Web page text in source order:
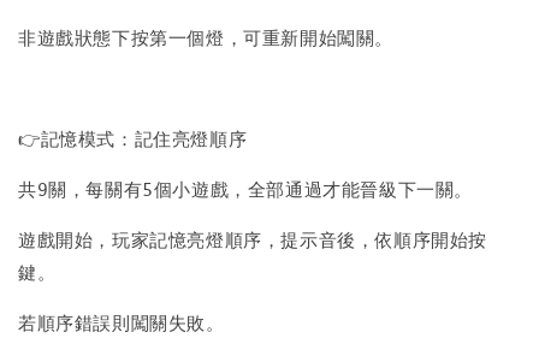
非遊戲狀態下按第一個燈，可重新開始闖關。
👉記憶模式：記住亮燈順序
共9關，每關有5個小遊戲，全部通過才能晉級下一關。
遊戲開始，玩家記憶亮燈順序，提示音後，依順序開始按
鍵。
若順序錯誤則闖關失敗。